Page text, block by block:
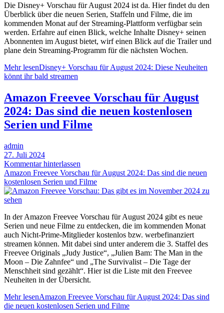
Die Disney+ Vorschau für August 2024 ist da. Hier findet du den
Überblick über die neuen Serien, Staffeln und Filme, die im
kommenden Monat auf der Streaming-Plattform verfügbar sein
werden. Erfahre auf einen Blick, welche Inhalte Disney+ seinen
Abonnenten im August bietet, wirf einen Blick auf die Trailer und
plane dein Streaming-Programm für die nächsten Wochen.
Mehr lesenDisney+ Vorschau für August 2024: Diese Neuheiten
könnt ihr bald streamen
Amazon Freevee Vorschau für August
2024: Das sind die neuen kostenlosen
Serien und Filme
admin
27. Juli 2024
Kommentar hinterlassen
Amazon Freevee Vorschau für August 2024: Das sind die neuen
kostenlosen Serien und Filme
In der Amazon Freevee Vorschau für August 2024 gibt es neue
Serien und neue Filme zu entdecken, die im kommenden Monat
auch Nicht-Prime-Mitglieder kostenlos bzw. werbefinanziert
streamen können. Mit dabei sind unter anderem die 3. Staffel des
Freevee Originals „Judy Justice“, „Julien Bam: The Man in the
Moon – Die Zahnfee“ und „The Survivalist – Die Tage der
Menschheit sind gezählt“. Hier ist die Liste mit den Freevee
Neuheiten in der Übersicht.
Mehr lesenAmazon Freevee Vorschau für August 2024: Das sind
die neuen kostenlosen Serien und Filme